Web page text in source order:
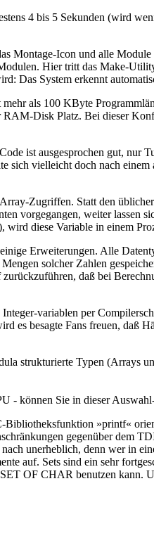
4 bis 5 Sekunden (wird
Montage-Icon und alle
Hier tritt das Make-
Das System erkennt
als 100 KByte
Disk Platz. Bei dieser
ist ausgesprochen gut, nur
sich vielleicht doch nach
Zugriffen. Statt den
vorgegangen, weiter
wird diese Variable in einem
Erweiterungen. Alle
solcher Zahlen
daß bei
variablen per
es besagte Fans freuen,
strukturierte Typen (Arrays
- können Sie in dieser
»printf«
gegenüber dem
unerheblich, denn wer in
auf. Sets sind ein sehr
OF CHAR benutzen kann.